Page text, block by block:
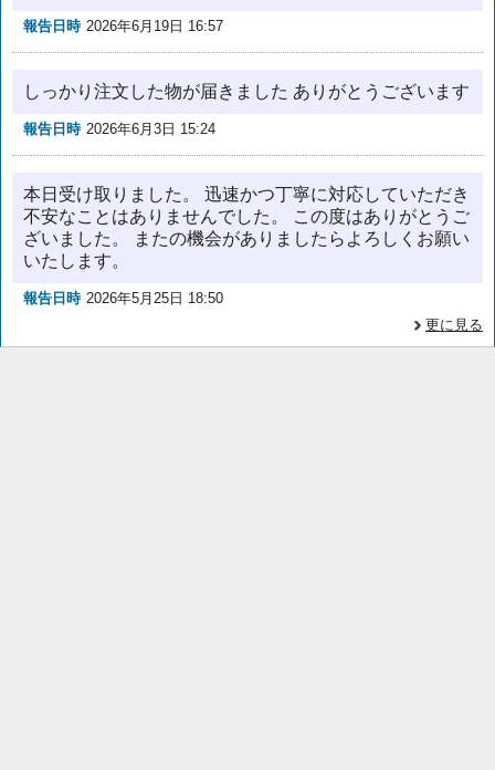
報告日時 2026年6月19日 16:57
しっかり注文した物が届きました ありがとうございます
報告日時 2026年6月3日 15:24
本日受け取りました。 迅速かつ丁寧に対応していただき
不安なことはありませんでした。 この度はありがとうご
ざいました。 またの機会がありましたらよろしくお願い
いたします。
報告日時 2026年5月25日 18:50
更に見る